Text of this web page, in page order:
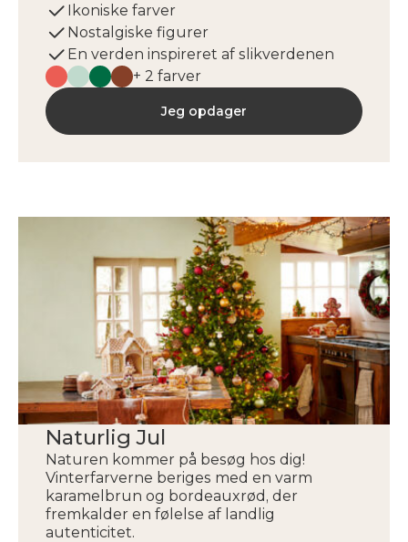
Ikoniske farver
Nostalgiske figurer
En verden inspireret af slikverdenen
+ 2 farver
Jeg opdager
Naturlig Jul
Naturen kommer på besøg hos dig!
Vinterfarverne beriges med en varm
karamelbrun og bordeauxrød, der
fremkalder en følelse af landlig
autenticitet.